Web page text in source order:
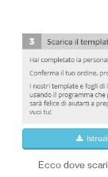
Ecco dove